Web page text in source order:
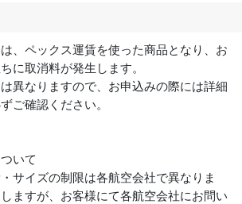
、ペックス運賃を使った商品となり、お
に取消料が発生します。
異なりますので、お申込みの際には詳細
ご確認ください。
いて
サイズの制限は各航空会社で異なりま
ますが、お客様にて各航空会社にお問い